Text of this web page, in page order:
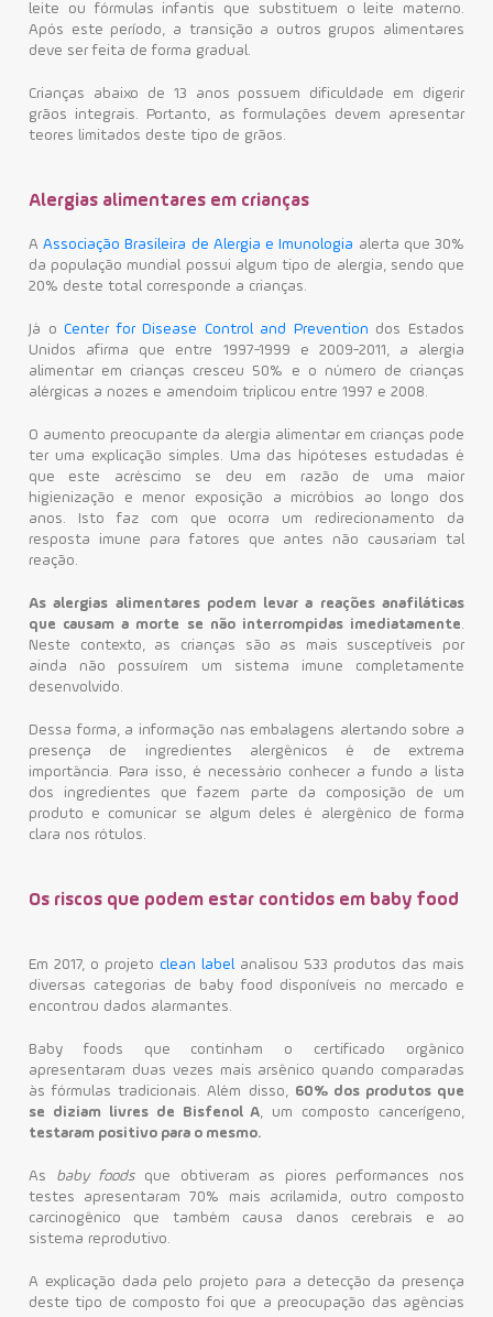
leite ou fórmulas infantis que substituem o leite materno.
Após este período, a transição a outros grupos alimentares
deve ser feita de forma gradual.
Crianças abaixo de 13 anos possuem dificuldade em digerir
grãos integrais. Portanto, as formulações devem apresentar
teores limitados deste tipo de grãos.
Alergias alimentares em crianças
AAssociação Brasileira de Alergia e Imunologia alerta que 30%
da população mundial possui algum tipo de alergia, sendo que
20% deste total corresponde a crianças.
Já oCenter for Disease Control and Prevention dos Estados
Unidos afirma que entre 1997-1999 e 2009-2011, a alergia
alimentar em crianças cresceu 50% e o número de crianças
alérgicas a nozes e amendoim triplicou entre 1997 e 2008.
O aumento preocupante da alergia alimentar em crianças pode
ter uma explicação simples. Uma das hipóteses estudadas é
que este acréscimo se deu em razão de uma maior
higienização e menor exposição a micróbios ao longo dos
anos. Isto faz com que ocorra um redirecionamento da
resposta imune para fatores que antes não causariam tal
reação.
As alergias alimentares podem levar a reações anafiláticas
que causam a morte se não interrompidas imediatamente.
Neste contexto, as crianças são as mais susceptíveis por
ainda não possuírem um sistema imune completamente
desenvolvido.
Dessa forma, a informação nas embalagens alertando sobre a
presença de ingredientes alergênicos é de extrema
importância. Para isso, é necessário conhecer a fundo a lista
dos ingredientes que fazem parte da composição de um
produto e comunicar se algum deles é alergênico de forma
clara nos rótulos.
Os riscos que podem estar contidos em baby food
Em 2017, o projeto clean label analisou 533 produtos das mais
diversas categorias de baby food disponíveis no mercado e
encontrou dados alarmantes.
Baby foods que continham o certificado orgânico
apresentaram duas vezes mais arsênico quando comparadas
às fórmulas tradicionais. Além disso, 60% dos produtos que
se diziam livres de Bisfenol A, um composto cancerígeno,
testaram positivo para o mesmo.
As baby foodsque obtiveram as piores performances nos
testes apresentaram 70% mais acrilamida, outro composto
carcinogênico que também causa danos cerebrais e ao
sistema reprodutivo.
A explicação dada pelo projeto para a detecção da presença
deste tipo de composto foi que a preocupação das agências